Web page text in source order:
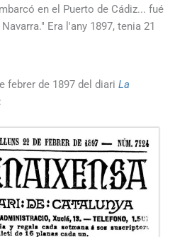
en el Puerto de Cádiz... fué
Era l'any 1897, tenia 21
febrer de 1897 del diari La